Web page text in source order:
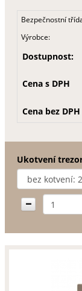
Bezpečnostní
Výrobce:
Dostupnost:
Cena s DPH
Cena bez DPH
Ukotvení